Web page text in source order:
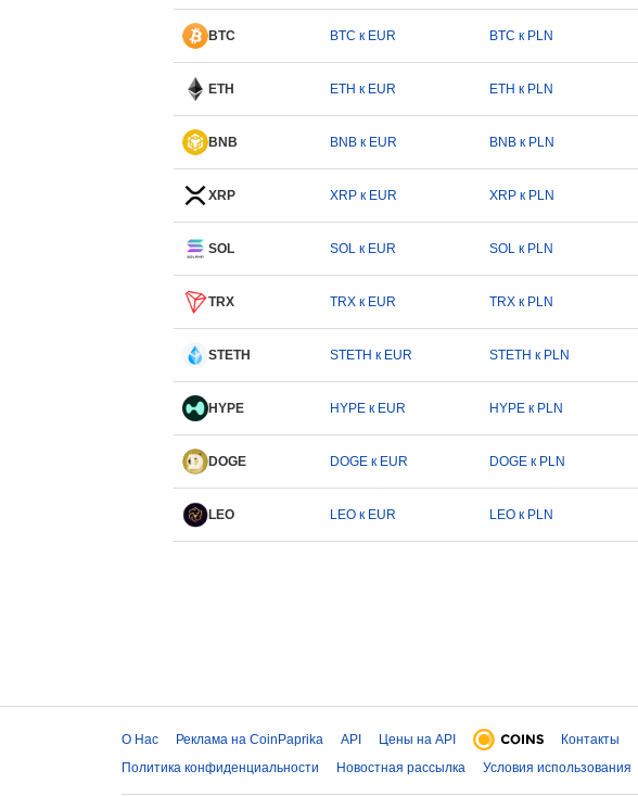
BTC BTC к EUR BTC к PLN
ETH ETH к EUR ETH к PLN
BNB BNB к EUR BNB к PLN
XRP XRP к EUR XRP к PLN
SOL SOL к EUR SOL к PLN
TRX TRX к EUR TRX к PLN
STETH STETH к EUR STETH к PLN
HYPE HYPE к EUR HYPE к PLN
DOGE DOGE к EUR DOGE к PLN
LEO LEO к EUR LEO к PLN
О Нас Реклама на CoinPaprika API Цены на API Контакты
Политика конфиденциальности
Новостная рассылка Условия использования